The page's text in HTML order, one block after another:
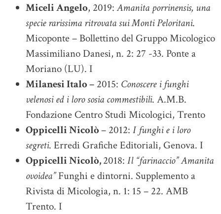
Miceli Angelo, 2019:Amanita porrinensis, una
specie rarissima ritrovata sui Monti Peloritani.
Micoponte – Bollettino del Gruppo Micologico
Massimiliano Danesi, n. 2: 27 -33. Ponte a
Moriano (LU). I
Milanesi Italo – 2015: Conoscere i funghi
velenosi ed i loro sosia commestibili. A.M.B.
Fondazione Centro Studi Micologici, Trento
Oppicelli Nicolò– 2012: I funghi e i loro
segreti. Erredi Grafiche Editoriali, Genova. I
Oppicelli Nicolò,2018: Il “farinaccio” Amanita
ovoidea”Funghi e dintorni. Supplemento a
Rivista di Micologia, n. 1: 15 – 22. AMB
Trento. I